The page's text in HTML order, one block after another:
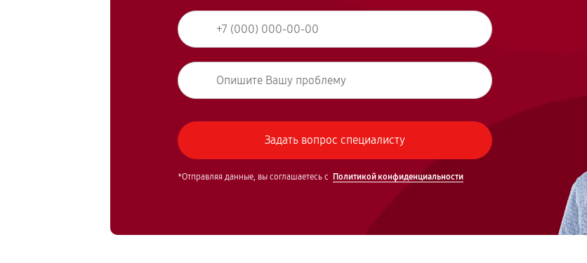
*Отправляя данные, вы соглашаетесь с Политикой конфиденциальности